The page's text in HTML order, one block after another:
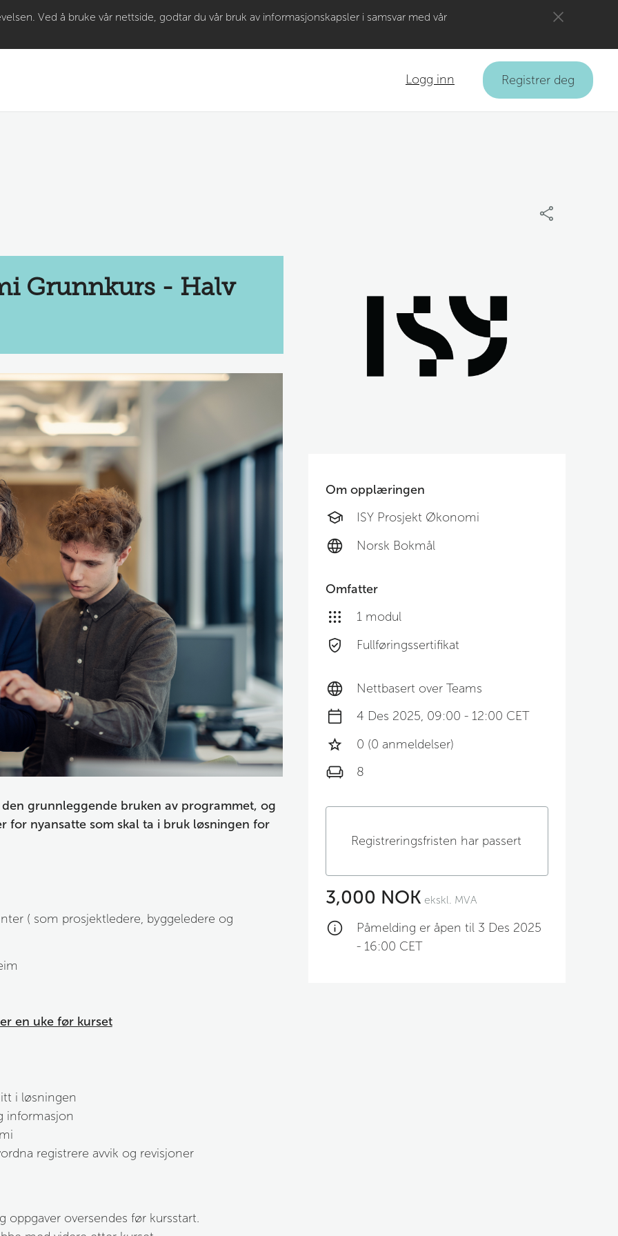
Gå til
Ved å bruke vår nettside, godtar du vår bruk av informasjonskapsler i samsvar med vår
Logg inn Registrer deg
Grunnkurs - Halv
grunnleggende bruken av programmet, og
nyansatte som skal ta i bruk løsningen for
( som prosjektledere, byggeledere og
en uke før kurset
i løsningen
informasjon
registrere avvik og revisjoner
oversendes før kursstart.
Om opplæringen
ISY Prosjekt Økonomi
Norsk Bokmål
Omfatter
1 modul
Fullføringssertifikat
Nettbasert over Teams
4 Des 2025, 09:00 - 12:00 CET
0 (0 anmeldelser)
8
Registreringsfristen har passert
3,000 NOK ekskl. MVA
Påmelding er åpen til 3 Des 2025
- 16:00 CET